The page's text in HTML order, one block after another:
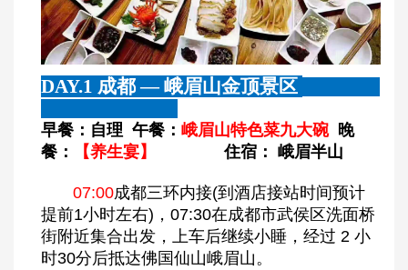
DAY.1 成都—峨眉山金顶景区
早餐：自理 午餐： 峨眉山特色菜九大碗晚
餐：
【养生宴】 住宿： 峨眉半山
07:00成都三环内接(到酒店接站时间预计
提前1小时左右)，07:30在成都市武侯区洗面桥
街附近集合出发，上车后继续小睡，经过 2 小
时30分后抵达佛国仙山峨眉山。